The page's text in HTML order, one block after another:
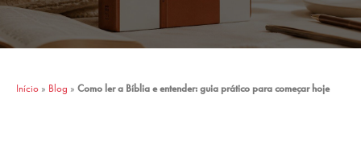
Início » Blog » Como ler a Bíblia e entender: guia prático para começar hoje